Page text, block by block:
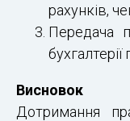
рахунків,
Передача
Висновок
Дотримання